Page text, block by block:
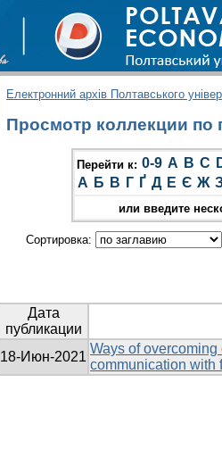
Електронний архів Полтавського
Просмотр коллекции по
Перейти к: 0-9 A B C
А Б В Г Ґ Д Е Є Ж
или введите
Сортировка:
Дата
публикации
18-Июн-2021
Ways of
communication with